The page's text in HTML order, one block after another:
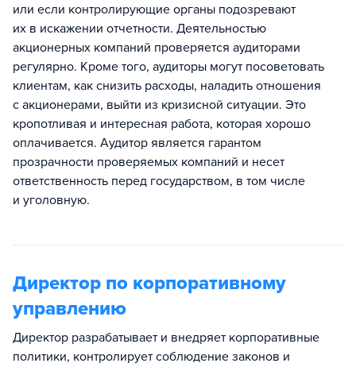
или если контролирующие органы подозревают
их в искажении отчетности. Деятельностью
акционерных компаний проверяется аудиторами
регулярно. Кроме того, аудиторы могут посоветовать
клиентам, как снизить расходы, наладить отношения
с акционерами, выйти из кризисной ситуации. Это
кропотливая и интересная работа, которая хорошо
оплачивается. Аудитор является гарантом
прозрачности проверяемых компаний и несет
ответственность перед государством, в том числе
и уголовную.
Директор по корпоративному
управлению
Директор разрабатывает и внедряет корпоративные
политики, контролирует соблюдение законов и